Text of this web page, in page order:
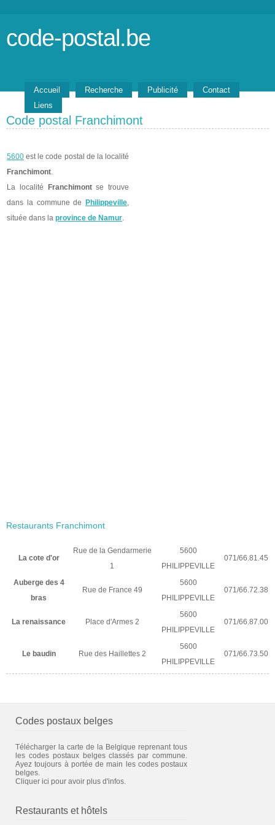
code-postal.be
Accueil Recherche Publicité
Contact
Liens
Code postal Franchimont
5600 est le code postal de la localité
Franchimont.
La localité
Franchimontse trouve
dans la commune de
Philippeville,
située dans la province de Namur.
Restaurants Franchimont
La cote d'or
Rue de la Gendarmerie
1
5600
PHILIPPEVILLE
071/66.81.45
Auberge des 4
bras
Rue de France 49
5600
PHILIPPEVILLE
071/66.72.38
La renaissance Place d'Armes 2
5600
PHILIPPEVILLE
071/66.87.00
Le baudin Rue des Haillettes 2
5600
PHILIPPEVILLE
071/66.73.50
Codes postaux belges
Télécharger la carte de la Belgique reprenant tous
les codes postaux belges classés par commune.
Ayez toujours à portée de main les codes postaux
belges.
Cliquer ici pour avoir plus d'infos.
Restaurants et hôtels